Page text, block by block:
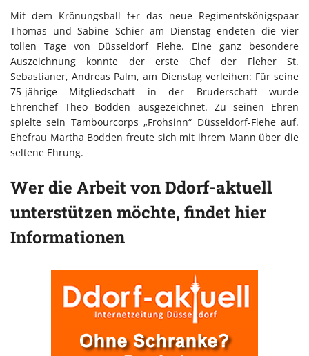
Mit dem Krönungsball f+r das neue Regimentskönigspaar
Thomas und Sabine Schier am Dienstag endeten die vier
tollen Tage von Düsseldorf Flehe. Eine ganz besondere
Auszeichnung konnte der erste Chef der Fleher St.
Sebastianer, Andreas Palm, am Dienstag verleihen: Für seine
75-jährige Mitgliedschaft in der Bruderschaft wurde
Ehrenchef Theo Bodden ausgezeichnet. Zu seinen Ehren
spielte sein Tambourcorps „Frohsinn“ Düsseldorf-Flehe auf.
Ehefrau Martha Bodden freute sich mit ihrem Mann über die
seltene Ehrung.
Wer die Arbeit von Ddorf-aktuell
unterstützen möchte, findet hier
Informationen